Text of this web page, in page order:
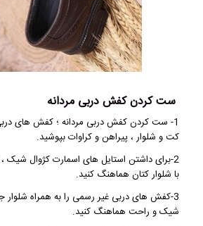
ست کردن کفش دربی مردانه
1- ست کردن کفش دربی مردانه ؛ کفش های
کت و شلوار ، پیراهن و کراوات بپوشید.
2-برای داشتن استایل های اسمارت کژوال شیک
با شلوار کتان هماهنگ کنید.
3-کفش های دربی غیر رسمی را به همراه شلوار
شیک و راحت هماهنگ کنید.